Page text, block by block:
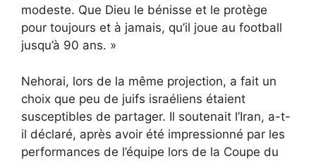
modeste. Que Dieu le bénisse et le protège
pour toujours et à jamais, qu’il joue au football
jusqu’à 90 ans. »
Nehorai, lors de la même projection, a fait un
choix que peu de juifs israéliens étaient
susceptibles de partager. Il soutenait l’Iran, a-t-
il déclaré, après avoir été impressionné par les
performances de l’équipe lors de la Coupe du